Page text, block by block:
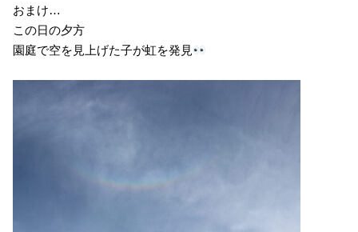
おまけ…
この日の夕方
園庭で空を見上げた子が虹を発見